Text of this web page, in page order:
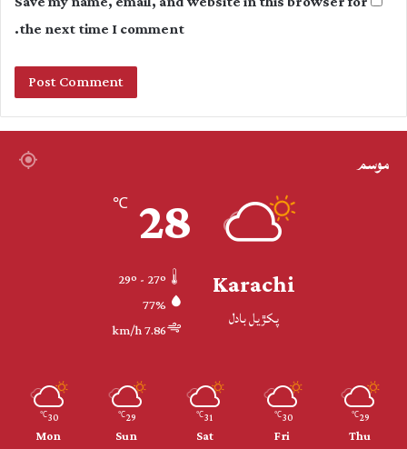
the next time I comment.
موسم
Karachi
پکڙيل بادل
28
℃
77%
7.86 km/h
29
℃
Thu
30
℃
Fri
31
℃
Sat
29
℃
Sun
30
℃
Mon